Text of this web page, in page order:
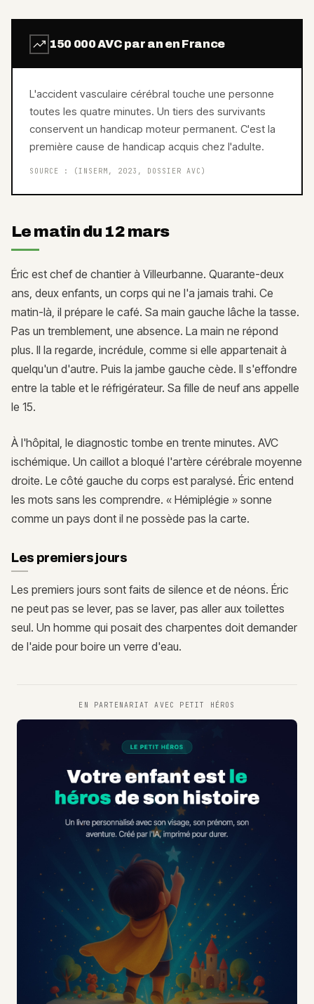
150 000 AVC par an en France
L'accident vasculaire cérébral touche une personne
toutes les quatre minutes. Un tiers des survivants
conservent un handicap moteur permanent. C'est la
première cause de handicap acquis chez l'adulte.
SOURCE : (INSERM, 2023, DOSSIER AVC)
Le matin du 12 mars
Éric est chef de chantier à Villeurbanne. Quarante-deux
ans, deux enfants, un corps qui ne l'a jamais trahi. Ce
matin-là, il prépare le café. Sa main gauche lâche la tasse.
Pas un tremblement, une absence. La main ne répond
plus. Il la regarde, incrédule, comme si elle appartenait à
quelqu'un d'autre. Puis la jambe gauche cède. Il s'effondre
entre la table et le réfrigérateur. Sa fille de neuf ans appelle
le 15.
À l'hôpital, le diagnostic tombe en trente minutes. AVC
ischémique. Un caillot a bloqué l'artère cérébrale moyenne
droite. Le côté gauche du corps est paralysé. Éric entend
les mots sans les comprendre. « Hémiplégie » sonne
comme un pays dont il ne possède pas la carte.
Les premiers jours
Les premiers jours sont faits de silence et de néons. Éric
ne peut pas se lever, pas se laver, pas aller aux toilettes
seul. Un homme qui posait des charpentes doit demander
de l'aide pour boire un verre d'eau.
EN PARTENARIAT AVEC PETIT HÉROS